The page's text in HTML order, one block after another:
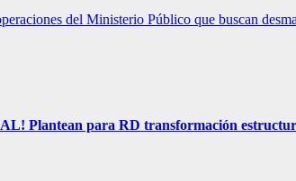
del Ministerio Público que buscan
para RD transformación